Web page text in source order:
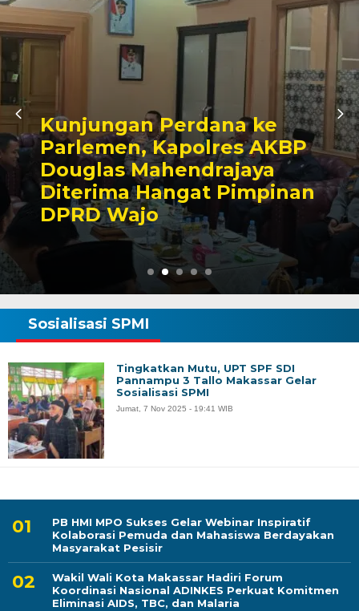
Awali Tugas sebagai
Kabagbinkar, AKBP Fantry
Taherong Tekankan
Kebersihan dan Disiplin
Demi Kepuasan Publik
PB HMI MPO Sukses Gelar Webinar Inspiratif
Kolaborasi Pemuda dan Mahasiswa Berdayakan
Masyarakat Pesisir
Wakil Wali Kota Makassar Hadiri Forum
Koordinasi Nasional ADINKES Perkuat Komitmen
Eliminasi AIDS, TBC, dan Malaria
Sosialisasi SPMI
Tingkatkan Mutu, UPT SPF SDI
Pannampu 3 Tallo Makassar Gelar
Sosialisasi SPMI
Jumat, 7 Nov 2025 - 19:41 WIB